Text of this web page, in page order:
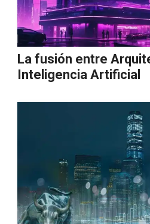
La fusión entre
Inteligencia Artificial